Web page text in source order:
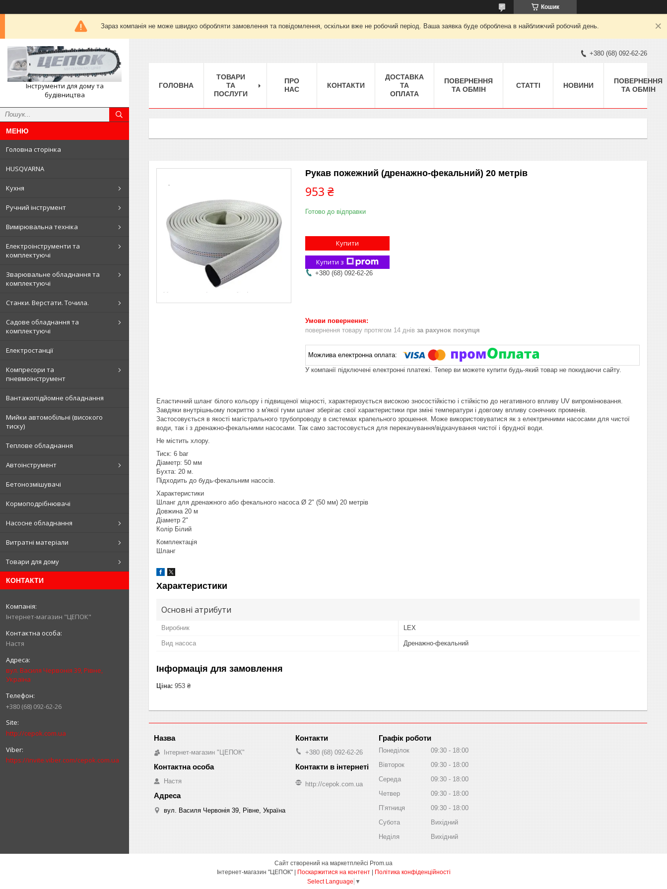
Кошик
Зараз компанія не може швидко обробляти замовлення та повідомлення, оскільки вже не робочий період. Ваша заявка буде оброблена в найближчий робочий день.
Інструменти для дому та
будівництва
Головна сторінка
HUSQVARNA
Кухня
Ручний інструмент
Вимірювальна техніка
Електроінструменти та
комплектуючі
Зварювальне обладнання та
комплектуючі
Станки. Верстати. Точила.
Садове обладнання та
комплектуючі
Електростанції
Компресори та
пневмоінструмент
Вантажопідйомне обладнання
Мийки автомобільні (високого
тиску)
Теплове обладнання
Автоінструмент
Бетонозмішувачі
Кормоподрібнювачі
Насосне обладнання
Витратні матеріали
Товари для дому
КОНТАКТИ
Інтернет-магазин "ЦЕПОК"
Настя
вул. Василя Червонія 39, Рівне,
Україна
+380 (68) 092-62-26
http://cepok.com.ua
https://invite.viber.com/cepok.com.ua
+380 (68) 092-62-26
ГОЛОВНА
ТОВАРИ
ТА
ПОСЛУГИ
ПРО
НАС
КОНТАКТИ
ДОСТАВКА
ТА
ОПЛАТА
ПОВЕРНЕННЯ
ТА ОБМІН
СТАТТІ НОВИНИ
ПОВЕРНЕННЯ
ТА ОБМІН
Рукав пожежний (дренажно-фекальний) 20 метрів
953 ₴
Готово до відправки
Купити
Купити з
+380 (68) 092-62-26
повернення товару протягом 14 днів за рахунок покупця
У компанії підключені електронні платежі. Тепер ви можете купити будь-який товар не покидаючи сайту.
Еластичний шланг білого кольору і підвищеної міцності, характеризується високою зносостійкістю і стійкістю до негативного впливу UV випромінювання.
Завдяки внутрішньому покриттю з м'якої гуми шланг зберігає свої характеристики при зміні температури і довгому впливу сонячних променів.
Застосовується в якості магістрального трубопроводу в системах крапельного зрошення. Може використовуватися як з електричними насосами для чистої
води, так і з дренажно-фекальними насосами. Так само застосовується для перекачування/відкачування чистої і брудної води.
Не містить хлору.
Тиск: 6 bar
Діаметр: 50 мм
Бухта: 20 м.
Підходить до будь-фекальним насосів.
Характеристики
Шланг для дренажного або фекального насоса Ø 2" (50 мм) 20 метрів
Довжина 20 м
Діаметр 2"
Колір Білий
Комплектація
Шланг
Характеристики
Основні атрибути
Виробник LEX
Вид насоса Дренажно-фекальний
Інформація для замовлення
Ціна: 953 ₴
Інтернет-магазин "ЦЕПОК"
Настя
вул. Василя Червонія 39, Рівне, Україна
+380 (68) 092-62-26
http://cepok.com.ua
Графік роботи
Понеділок 09:30
18:00
Вівторок
09:30
18:00
Середа
09:30
18:00
Четвер
09:30
18:00
Пʼятниця
09:30
18:00
Субота
Вихідний
Неділя
Вихідний
Сайт створений на маркетплейсі Prom.ua
Поскаржитися на контент
Політика конфіденційності
Select Language ▼